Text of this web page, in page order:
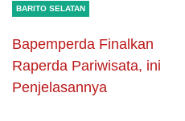
BARITO SELATAN
Bapemperda Finalkan
Raperda Pariwisata, ini
Penjelasannya